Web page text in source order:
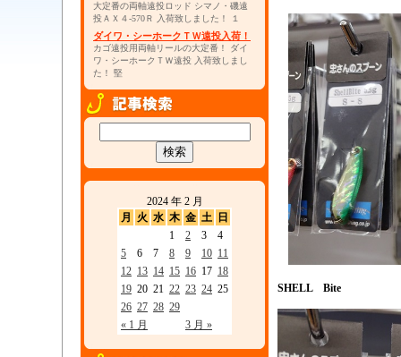
大定番の両軸遠投ロッド シマノ・磯遠
投ＡＸ４-570Ｒ 入荷致しました！ １
ダイワ・シーホークＴＷ遠投入荷！
カゴ遠投用両軸リールの大定番！ ダイ
ワ・シーホークＴＷ遠投 入荷致しまし
た！ 堅
2024 年 2 月
月
火 水 木 金 土 日
« 1 月 3 月 »
1 2 3
4
5
6 7 8 9 10 11
12 13 14 15 16 17 18
19 20 21 22 23 24 25
26 27 28 29
SHELL Bite